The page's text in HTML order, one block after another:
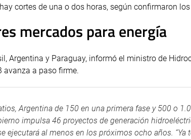
cortes de una o dos horas, según confirmaron
mercados para energía
Argentina y Paraguay, informó el ministro de
avanza a paso firme.
Argentina de 150 en una primera fase y 500 o
impulsa 46 proyectos de generación
ejecutará al menos en los próximos ocho años.